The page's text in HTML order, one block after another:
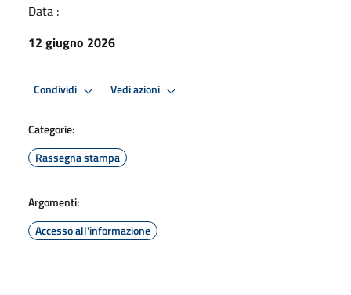
Data :
12 giugno 2026
Condividi Vedi azioni
Categorie:
Rassegna stampa
Argomenti:
Accesso all'informazione